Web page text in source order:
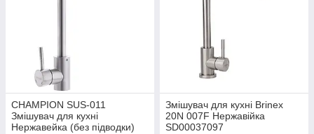
CHAMPION SUS-011
Змішувач для кухні
Нержавейка (без підводки)
Змішувач для кухні Brinex
20N 007F Нержавійка
SD00037097